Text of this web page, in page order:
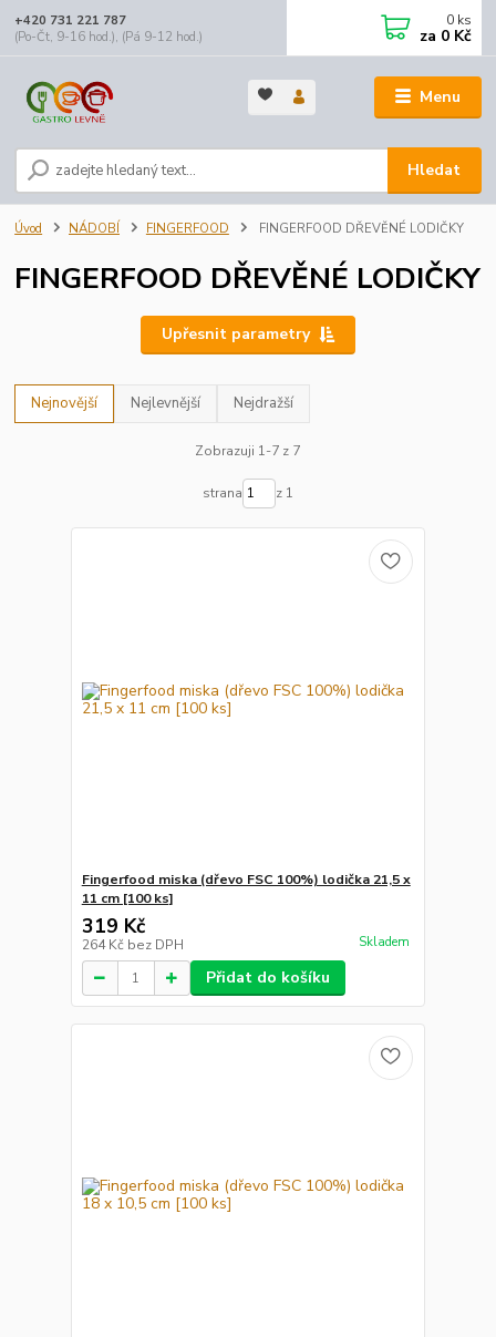
Menu
Hledat
+420 731 221 787
(Po-Čt, 9-16 hod.), (Pá 9-12 hod.)
0 ks
za 0 Kč
Úvod NÁDOBÍ FINGERFOOD FINGERFOOD DŘEVĚNÉ LODIČKY
FINGERFOOD DŘEVĚNÉ LODIČKY
Upřesnit parametry
Nejnovější Nejlevnější Nejdražší
Zobrazuji 1-7 z 7
strana z 1
Fingerfood miska (dřevo FSC 100%) lodička 21,5 x
11 cm [100 ks]
319 Kč
264 Kč bez DPH Skladem
Přidat do košíku